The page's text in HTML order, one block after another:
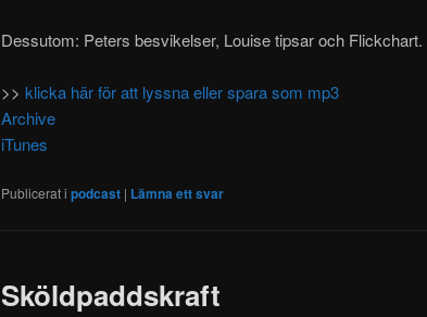
Dessutom: Peters besvikelser, Louise tipsar och Flickchart.
>> klicka här för att lyssna eller spara som mp3
Archive
iTunes
Publicerat i podcast | Lämna ett svar
Sköldpaddskraft